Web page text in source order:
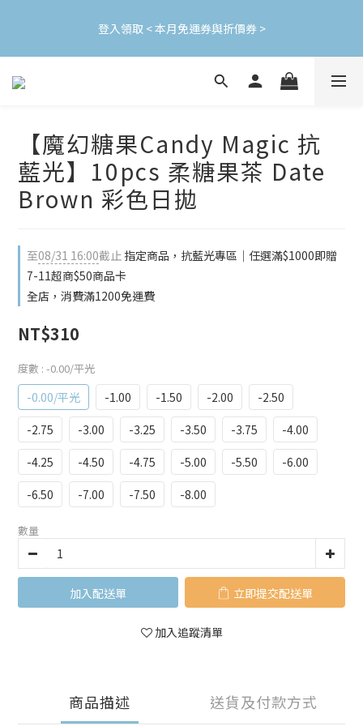
使用
登入領取 < 本月免運券與折價券 >
加入會員立即領$200購物金(效期30天) | 可與LINE新好友$50疊加
【魔幻糖果Candy Magic 抗
藍光】10pcs 柔糖果茶 Date
Brown 彩色日拋
至08/31 16:00截止 指定商品，抗藍光專區｜任選滿$1000即贈
7-11超商$50商品卡
全店，消費滿1200免運費
NT$310
度數 : -0.00/平光
-0.00/平光 -1.00 -1.50 -2.00
-2.50
-2.75
-3.00 -3.25 -3.50 -3.75
-4.00
-4.25
-4.50 -4.75 -5.00 -5.50
-6.00
-6.50
-7.00 -7.50 -8.00
數量
加入購物車 立即購買
加入追蹤清單
商品描述 送貨及付款方式